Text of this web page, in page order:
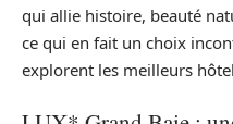
qui allie histoire, beauté
ce qui en fait un choix
explorent les meilleurs